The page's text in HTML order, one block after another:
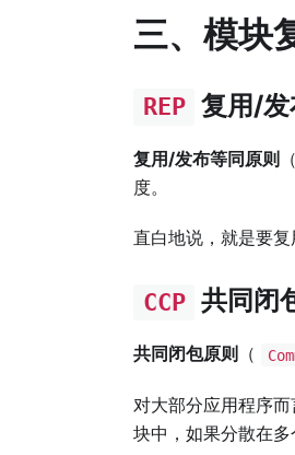
三、模块
REP 复用/发
复用/发布等同原则 （
度。
直白地说，就是要复
CCP 共同闭
共同闭包原则 （
对大部分应用程序而
块中，如果分散在多